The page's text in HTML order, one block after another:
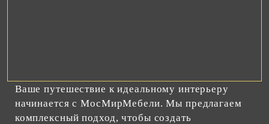
Ваше путешествие к идеальному интерьеру
начинается с МосМирМебели. Мы предлагаем
комплексный подход, чтобы создать